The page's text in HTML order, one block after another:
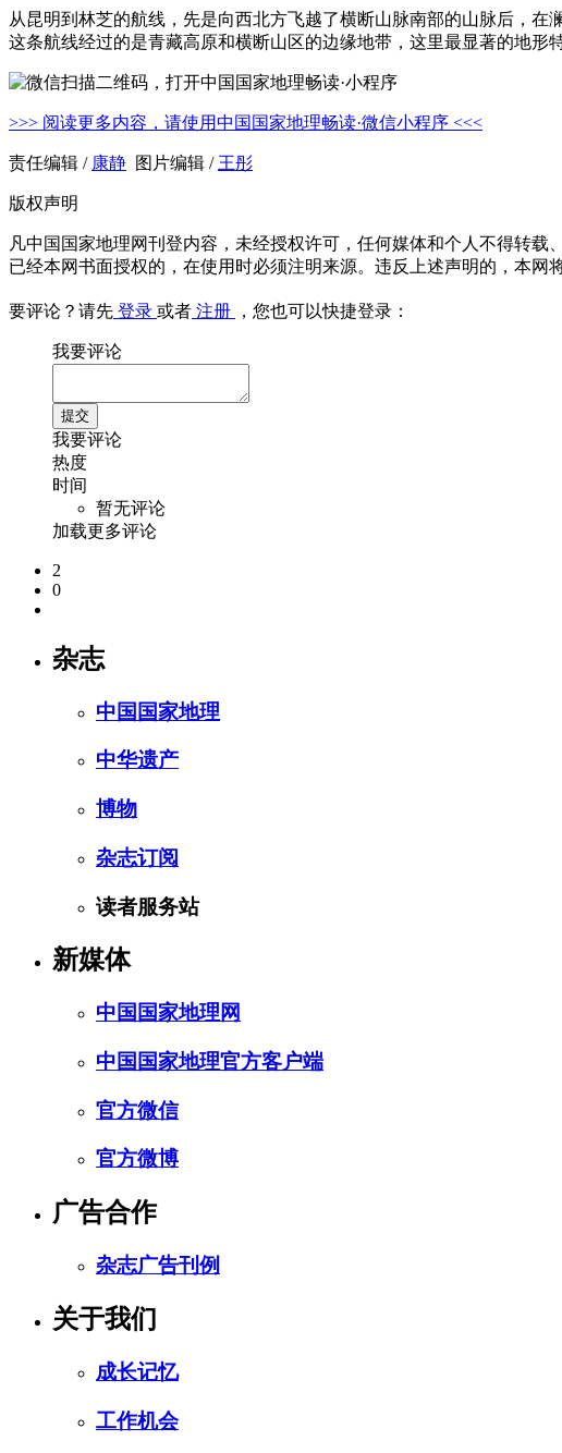
从昆明到林芝的航线，先是向西北方飞越了横断山脉南部的山脉后，
这条航线经过的是青藏高原和横断山区的边缘地带，这里最显著的地形
>>> 阅读更多内容，请使用中国国家地理畅读·微信小程序 <<<
责任编辑 / 康静 图片编辑 / 王彤
版权声明
凡中国国家地理网刊登内容，未经授权许可，任何媒体和个人不得转载
已经本网书面授权的，在使用时必须注明来源。违反上述声明的，本网
要评论？请先 登录 或者 注册 ，您也可以快捷登录：
我要评论
我要评论
热度
时间
暂无评论
加载更多评论
2
0
杂志
中国国家地理
中华遗产
博物
杂志订阅
读者服务站
新媒体
中国国家地理网
中国国家地理官方客户端
官方微信
官方微博
广告合作
杂志广告刊例
关于我们
成长记忆
工作机会